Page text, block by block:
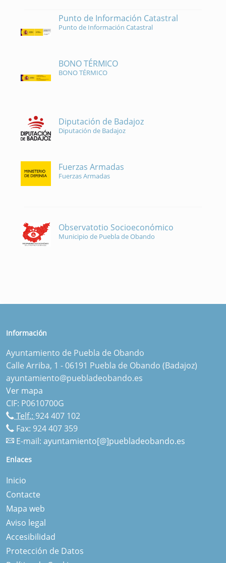
Punto de Información Catastral
Punto de Información Catastral
BONO TÉRMICO
BONO TÉRMICO
Diputación de Badajoz
Diputación de Badajoz
Fuerzas Armadas
Fuerzas Armadas
Observatotio Socioeconómico
Municipio de Puebla de Obando
Información
Ayuntamiento de Puebla de Obando
Calle Arriba, 1 - 06191 Puebla de Obando (Badajoz)
ayuntamiento@puebladeobando.es
Ver mapa
CIF: P0610700G
Telf.:924 407 102
Fax: 924 407 359
E-mail: ayuntamiento[@]puebladeobando.es
Enlaces
Inicio
Contacte
Mapa web
Aviso legal
Accesibilidad
Protección de Datos